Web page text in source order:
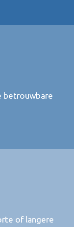
betrouwbare
of langere